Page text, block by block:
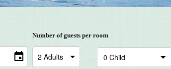
Number of guests per room